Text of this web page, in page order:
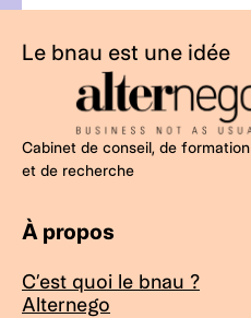
Le bnau est une idée
Cabinet de conseil, de formation
et de recherche
À propos
C’est quoi le bnau ?
Alternego